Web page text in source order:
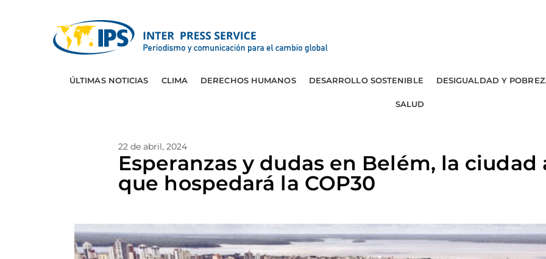
ÚLTIMAS NOTICIAS CLIMA DERECHOS HUMANOS DESARROLLO SOSTENIBLE DESIGUALDAD Y
SALUD
22 de abril, 2024
Esperanzas y dudas en Belém, la ciudad
que hospedará la COP30